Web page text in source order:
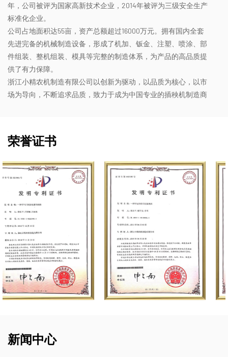
年，公司被评为国家高新技术企业，2014年被评为三级安全生产
标准化企业。
公司占地面积达55亩，资产总额超过16000万元。拥有国内全套
先进完备的机械制造设备，形成了机加、钣金、注塑、喷涂、部
件组装、整机组装、模具等完整的制造体系，为产品的高品质提
供了有力保障。
浙江小精农机制造有限公司以创新为驱动，以品质为核心，以市
场为导向，不断追求品质，致力于成为中国专业的插秧机制造商
荣誉证书
新闻中心